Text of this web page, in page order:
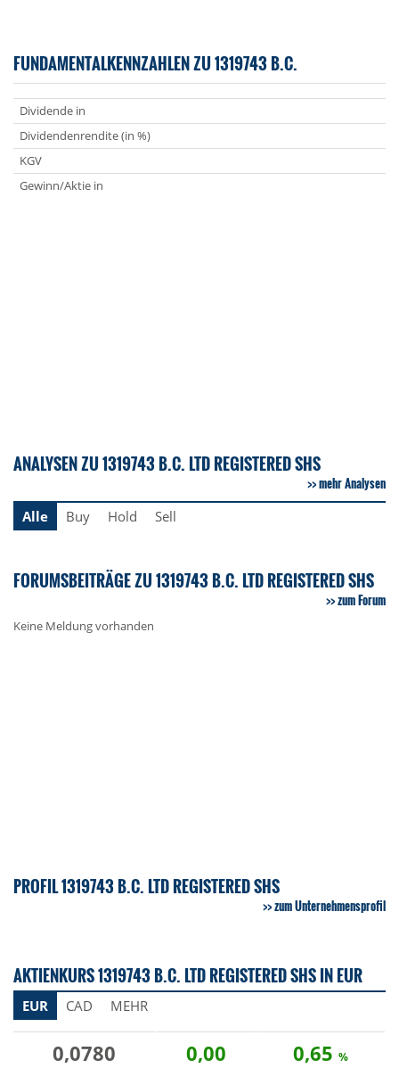
FUNDAMENTALKENNZAHLEN ZU 1319743 B.C.
Dividende in
Dividendenrendite (in %)
KGV
Gewinn/Aktie in
ANALYSEN ZU 1319743 B.C. LTD REGISTERED SHS
mehr Analysen
Alle
Buy Hold Sell
FORUMSBEITRÄGE ZU 1319743 B.C. LTD REGISTERED SHS
zum Forum
Keine Meldung vorhanden
PROFIL 1319743 B.C. LTD REGISTERED SHS
zum Unternehmensprofil
AKTIENKURS 1319743 B.C. LTD REGISTERED SHS IN EUR
EUR CAD MEHR
0,0780 0,00 0,65 %